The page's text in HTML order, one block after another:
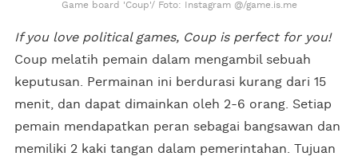
Game board 'Coup'/ Foto: Instagram @/game.is.me
If you love political games, Coup is perfect for you!
Coup melatih pemain dalam mengambil sebuah
keputusan. Permainan ini berdurasi kurang dari 15
menit, dan dapat dimainkan oleh 2-6 orang. Setiap
pemain mendapatkan peran sebagai bangsawan dan
memiliki 2 kaki tangan dalam pemerintahan. Tujuan